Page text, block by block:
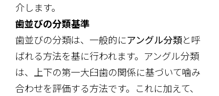
介します。
歯並びの分類基準
歯並びの分類は、一般的にアングル分類と呼
ばれる方法を基に行われます。アングル分類
は、上下の第一大臼歯の関係に基づいて噛み
合わせを評価する方法です。これに加えて、